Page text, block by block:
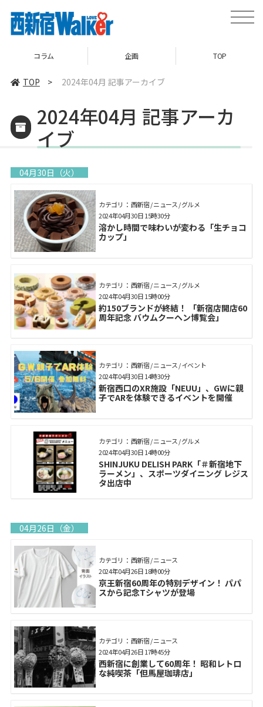
toggle
コラム 企画 TOP
TOP > 2024年04月 記事アーカイブ
2024年04月 記事アーカ
イブ
04月30日（火）
カテゴリ： 西新宿 / ニュース / グルメ
溶かし時間で味わいが変わる「生チョコ
カップ」
2024年04月30日 15時30分
カテゴリ： 西新宿 / ニュース / グルメ
約150ブランドが終結！ 「新宿店開店60
周年記念 バウムクーヘン博覧会」
2024年04月30日 15時00分
カテゴリ： 西新宿 / ニュース / イベント
新宿西口のXR施設「NEUU」、GWに親
子でARを体験できるイベントを開催
2024年04月30日 14時30分
カテゴリ： 西新宿 / ニュース / グルメ
SHINJUKU DELISH PARK「＃新宿地下
ラーメン」、スポーツダイニング レジス
タ出店中
2024年04月30日 14時00分
04月26日（金）
カテゴリ： 西新宿 / ニュース
京王新宿60周年の特別デザイン！ パパ
スから記念Tシャツが登場
2024年04月26日 18時00分
カテゴリ： 西新宿 / ニュース
西新宿に創業して60周年！ 昭和レトロ
な純喫茶「但馬屋珈琲店」
2024年04月26日 17時45分